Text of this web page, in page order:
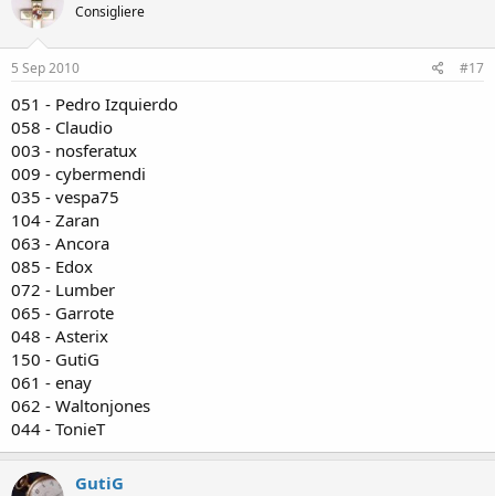
Consigliere
5 Sep 2010 #17
051 - Pedro Izquierdo
058 - Claudio
003 - nosferatux
009 - cybermendi
035 - vespa75
104 - Zaran
063 - Ancora
085 - Edox
072 - Lumber
065 - Garrote
048 - Asterix
150 - GutiG
061 - enay
062 - Waltonjones
044 - TonieT
GutiG